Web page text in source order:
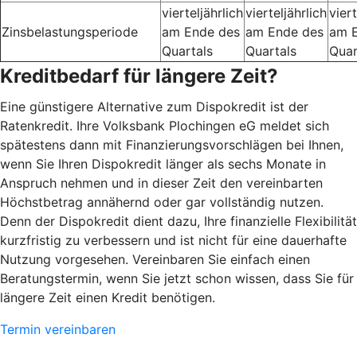
Zinsbelastungsperiode
vierteljährlich
am Ende des
Quartals
vierteljährlich
am Ende des
Quartals
am
Kreditbedarf für längere Zeit?
Eine günstigere Alternative zum Dispokredit ist der
Ratenkredit. Ihre Volksbank Plochingen eG meldet sich
spätestens dann mit Finanzierungsvorschlägen bei Ihnen,
wenn Sie Ihren Dispokredit länger als sechs Monate in
Anspruch nehmen und in dieser Zeit den vereinbarten
Höchstbetrag annähernd oder gar vollständig nutzen.
Denn der Dispokredit dient dazu, Ihre finanzielle Flexibilität
kurzfristig zu verbessern und ist nicht für eine dauerhafte
Nutzung vorgesehen. Vereinbaren Sie einfach einen
Beratungstermin, wenn Sie jetzt schon wissen, dass Sie für
längere Zeit einen Kredit benötigen.
Termin vereinbaren